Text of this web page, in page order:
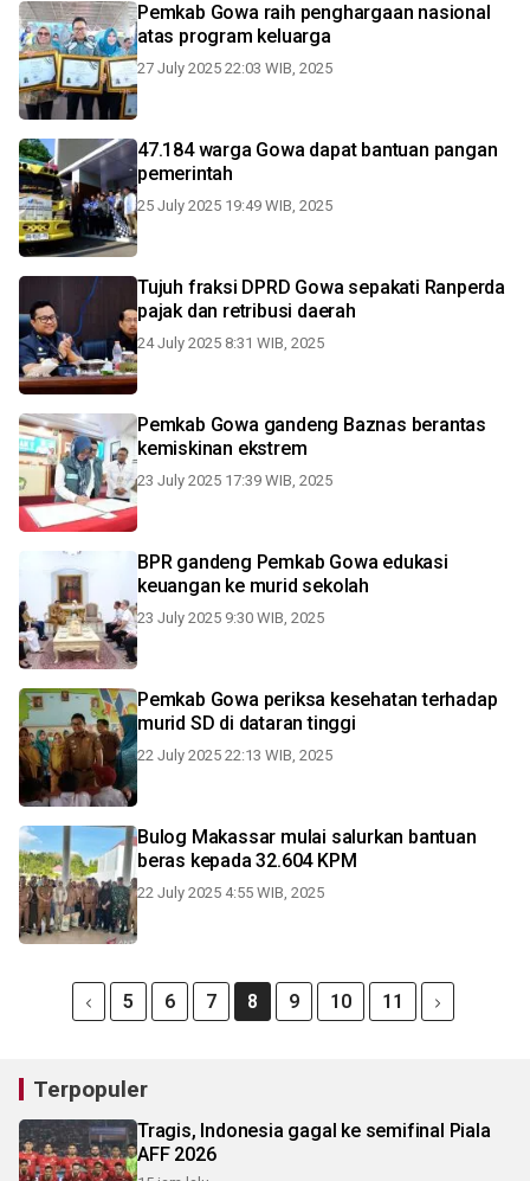
Pemkab Gowa raih penghargaan nasional
atas program keluarga
27 July 2025 22:03 WIB, 2025
47.184 warga Gowa dapat bantuan pangan
pemerintah
25 July 2025 19:49 WIB, 2025
Tujuh fraksi DPRD Gowa sepakati Ranperda
pajak dan retribusi daerah
24 July 2025 8:31 WIB, 2025
Pemkab Gowa gandeng Baznas berantas
kemiskinan ekstrem
23 July 2025 17:39 WIB, 2025
BPR gandeng Pemkab Gowa edukasi
keuangan ke murid sekolah
23 July 2025 9:30 WIB, 2025
Pemkab Gowa periksa kesehatan terhadap
murid SD di dataran tinggi
22 July 2025 22:13 WIB, 2025
Bulog Makassar mulai salurkan bantuan
beras kepada 32.604 KPM
22 July 2025 4:55 WIB, 2025
5 6 7 8 9 10 11
Terpopuler
Tragis, Indonesia gagal ke semifinal Piala
AFF 2026